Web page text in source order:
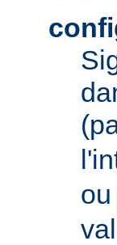
ou